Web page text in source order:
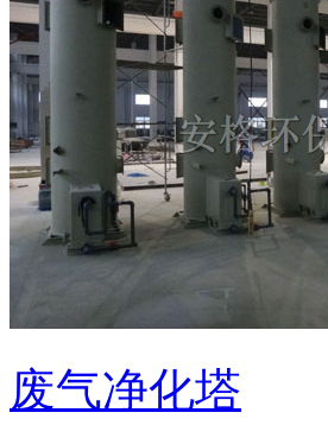
废气净化塔